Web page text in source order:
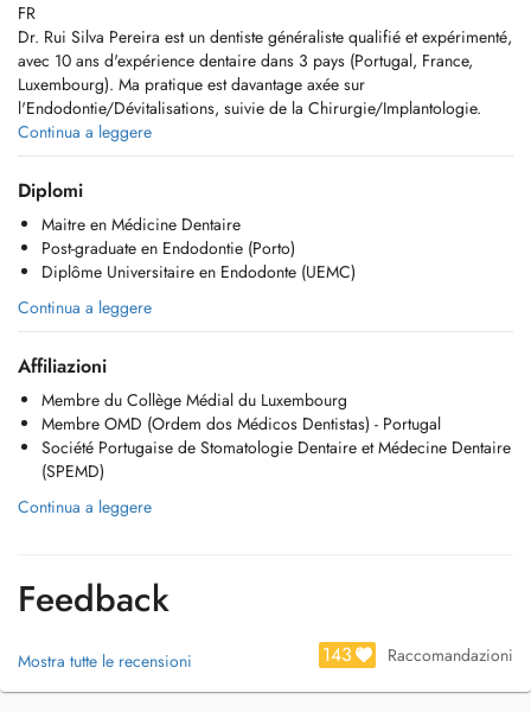
FR
Dr. Rui Silva Pereira est un dentiste généraliste qualifié et expérimenté,
avec 10 ans d'expérience dentaire dans 3 pays (Portugal, France,
Luxembourg). Ma pratique est davantage axée sur
l'Endodontie/Dévitalisations, suivie de la Chirurgie/Implantologie.
EN
Dr. Rui Silva Pereira is a qualified and experienced general dentist,
with 10 years of Dental Experience, spanning 3 countries (Portugal,
France, Luxembourg). My practice has a greater focus on
Endodontics/Root canal treatments, followed by Surgery/Implantology.
Continua a leggere
Diplomi
Maitre en Médicine Dentaire
Post-graduate en Endodontie (Porto)
Diplôme Universitaire en Endodonte (UEMC)
Continua a leggere
Affiliazioni
Membre du Collège Médial du Luxembourg
Membre OMD (Ordem dos Médicos Dentistas) - Portugal
Société Portugaise de Stomatologie Dentaire et Médecine Dentaire
(SPEMD)
Continua a leggere
Feedback
Mostra tutte le recensioni 143 Raccomandazioni